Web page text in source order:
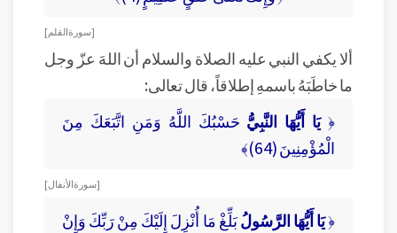
[ سورة القلم ]
ألا يكفي النبي عليه الصلاة والسلام أن اللهَ عزّ وجل
ما خاطَبَهُ باسمهِ إطلاقاً، قال تعالى:
﴿ يَا أَيُّهَا النَّبِيُّ حَسْبُكَ اللَّهُ وَمَنِ اتَّبَعَكَ مِنَ
الْمُؤْمِنِينَ (64)﴾
[ سورة الأنفال ]
﴿يَا أَيُّهَا الرَّسُولُبَلِّغْ مَا أُنْزِلَ إِلَيْكَ مِنْ رَبِّكَ وَإِنْ